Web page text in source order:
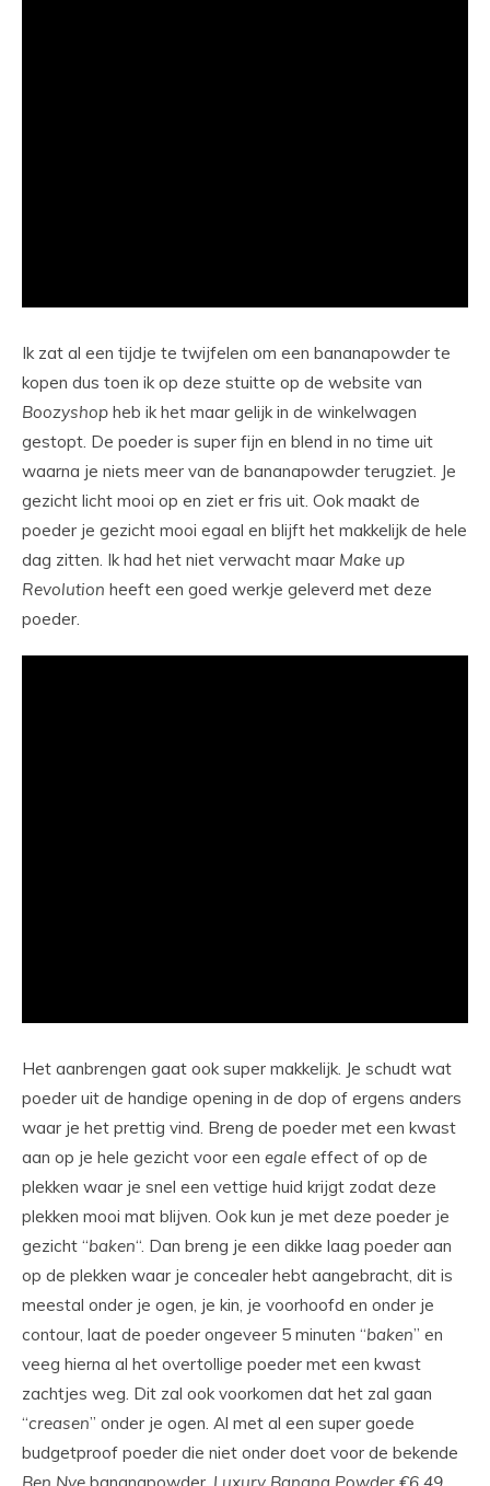
Ik zat al een tijdje te twijfelen om een bananapowder te
kopen dus toen ik op deze stuitte op de website van
Boozyshop heb ik het maar gelijk in de winkelwagen
gestopt. De poeder is super fijn en blend in no time uit
waarna je niets meer van de bananapowder terugziet. Je
gezicht licht mooi op en ziet er fris uit. Ook maakt de
poeder je gezicht mooi egaal en blijft het makkelijk de hele
dag zitten. Ik had het niet verwacht maar Make up
Revolution heeft een goed werkje geleverd met deze
poeder.
Het aanbrengen gaat ook super makkelijk. Je schudt wat
poeder uit de handige opening in de dop of ergens anders
waar je het prettig vind. Breng de poeder met een kwast
aan op je hele gezicht voor een egale effect of op de
plekken waar je snel een vettige huid krijgt zodat deze
plekken mooi mat blijven. Ook kun je met deze poeder je
gezicht “baken“. Dan breng je een dikke laag poeder aan
op de plekken waar je concealer hebt aangebracht, dit is
meestal onder je ogen, je kin, je voorhoofd en onder je
contour, laat de poeder ongeveer 5 minuten “baken” en
veeg hierna al het overtollige poeder met een kwast
zachtjes weg. Dit zal ook voorkomen dat het zal gaan
“creasen” onder je ogen. Al met al een super goede
budgetproof poeder die niet onder doet voor de bekende